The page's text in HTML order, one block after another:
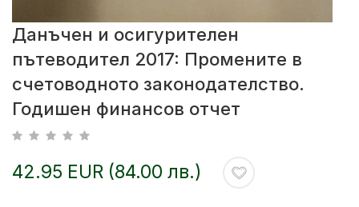
Данъчен и осигурителен
пътеводител 2017: Промените в
счетоводното законодателство.
Годишен финансов отчет
42.95 EUR (84.00 лв.)